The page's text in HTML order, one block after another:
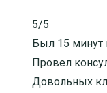
5/5
Был 15 минут
Провел
Довольных